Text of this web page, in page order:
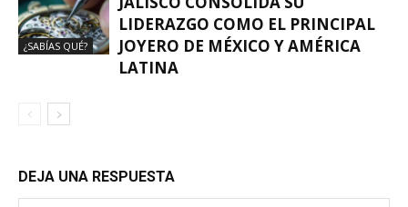
¿SABÍAS QUÉ?
LIDERAZGO COMO EL PRINCIPAL
JOYERO DE MÉXICO Y AMÉRICA
LATINA
DEJA UNA RESPUESTA